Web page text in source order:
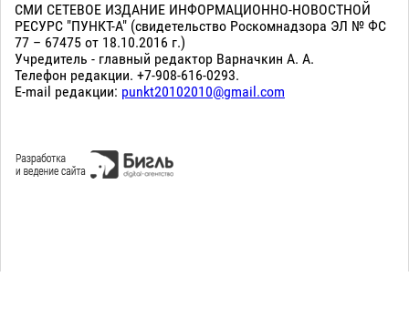
СМИ СЕТЕВОЕ ИЗДАНИЕ ИНФОРМАЦИОННО-НОВОСТНОЙ
РЕСУРС "ПУНКТ-А" (свидетельство Роскомнадзора ЭЛ № ФС
77 – 67475 от 18.10.2016 г.)
Учредитель - главный редактор Варначкин А. А.
Телефон редакции. +7-908-616-0293.
E-mail редакции: punkt20102010@gmail.com